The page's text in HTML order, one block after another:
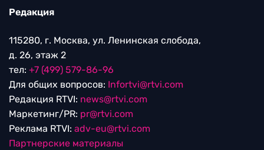
Редакция
115280, г. Москва, ул. Ленинская слобода,
д. 26, этаж 2
тел: +7 (499) 579-86-96
Для общих вопросов: Infortvi@rtvi.com
Редакция RTVI: news@rtvi.com
Маркетинг/PR: pr@rtvi.com
Реклама RTVI: adv-eu@rtvi.com
Партнерские материалы